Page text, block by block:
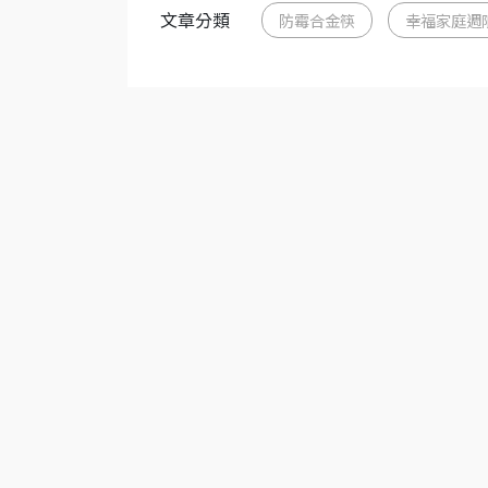
文章分類 防霉合金筷 幸福家庭週